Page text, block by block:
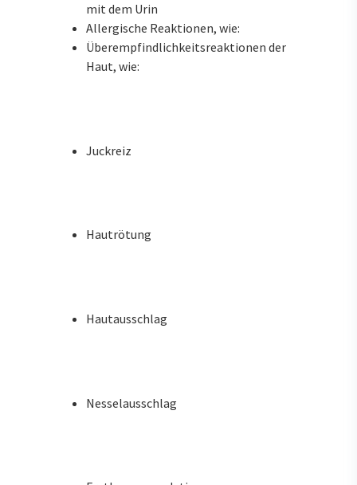
mit dem Urin
Allergische Reaktionen, wie:
Überempfindlichkeitsreaktionen der
Haut, wie:
Juckreiz
Hautrötung
Hautausschlag
Nesselausschlag